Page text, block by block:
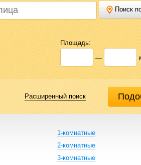
Поиск
Площадь:
—
Расширенный поиск
1-комнатные
2-комнатные
3-комнатные